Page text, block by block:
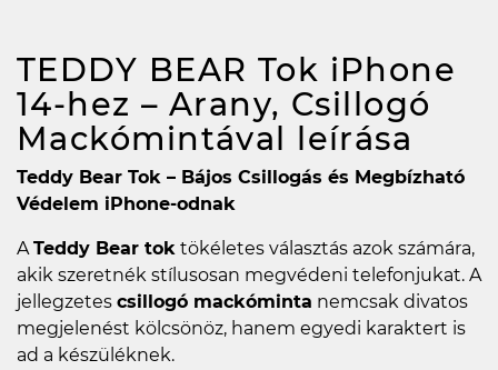
TEDDY BEAR Tok iPhone
14-hez – Arany, Csillogó
Mackómintával leírása
Teddy Bear Tok – Bájos Csillogás és Megbízható
Védelem iPhone-odnak
A Teddy Bear tok tökéletes választás azok számára,
akik szeretnék stílusosan megvédeni telefonjukat. A
jellegzetes csillogó mackóminta nemcsak divatos
megjelenést kölcsönöz, hanem egyedi karaktert is
ad a készüléknek.